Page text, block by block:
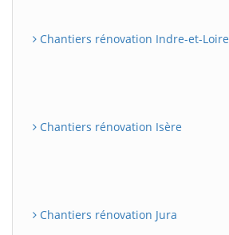
Chantiers rénovation Indre-et-Loire
Chantiers rénovation Isère
Chantiers rénovation Jura